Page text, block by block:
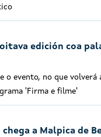
edición coa
o evento, no que
'Firma e filme'
a Malpica de